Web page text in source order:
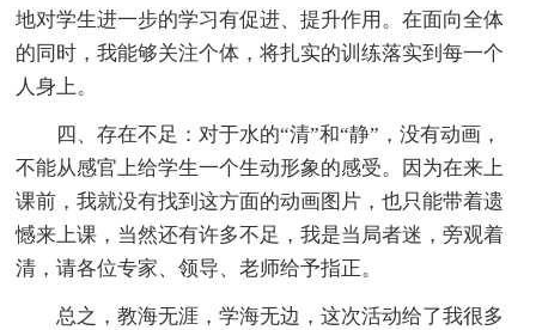
地对学生进一步的学习有促进、提升作用。在面向全体
的同时，我能够关注个体，将扎实的训练落实到每一个
人身上。
四、存在不足：对于水的“清”和“静”，没有动画，
不能从感官上给学生一个生动形象的感受。因为在来上
课前，我就没有找到这方面的动画图片，也只能带着遗
憾来上课，当然还有许多不足，我是当局者迷，旁观着
清，请各位专家、领导、老师给予指正。
总之，教海无涯，学海无边，这次活动给了我很多